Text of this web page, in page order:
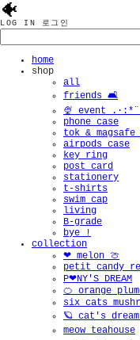
🐠
LOG IN 로그인
home
shop
all
friends 🛋️
🍨 event
phone case
tok &
airpods case
key ring
post card
stationery
t-shirts
swim cap
living
B-grade
bye !
collection
❤︎ melon 🍈
petit candy
P❤︎NY'S DREAM
🍊 orange
six cats
🪐 cat's
meow teahouse